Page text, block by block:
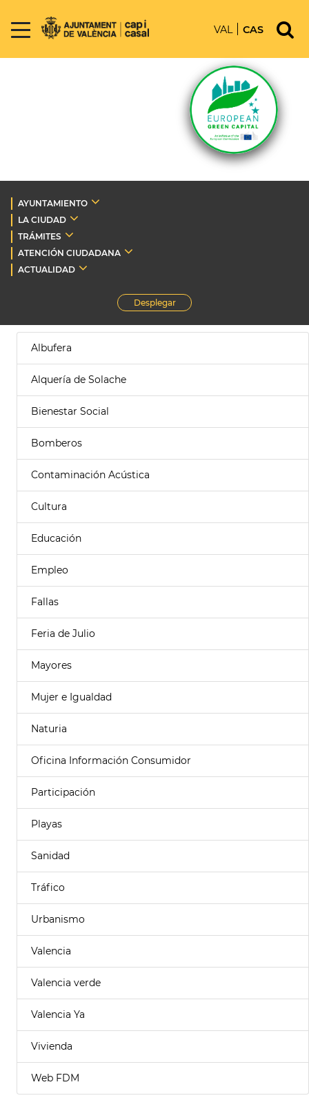
VAL CAS
AYUNTAMIENTO
LA CIUDAD
TRÁMITES
ATENCIÓN CIUDADANA
ACTUALIDAD
Desplegar
Albufera
Alquería de Solache
Bienestar Social
Bomberos
Contaminación Acústica
Cultura
Educación
Empleo
Fallas
Feria de Julio
Mayores
Mujer e Igualdad
Naturia
Oficina Información Consumidor
Participación
Playas
Sanidad
Tráfico
Urbanismo
Valencia
Valencia verde
Valencia Ya
Vivienda
Web FDM